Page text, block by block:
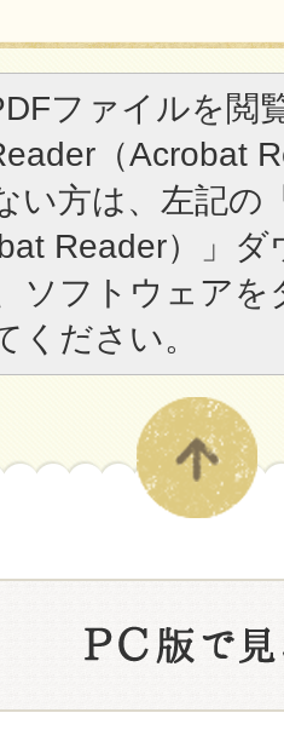
ファイルを閲
（Acrobat
い方は、左記の
Reader）」
ソフトウェア
ください。